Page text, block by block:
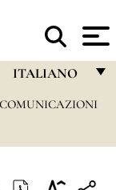
ITALIANO
FRANÇAIS